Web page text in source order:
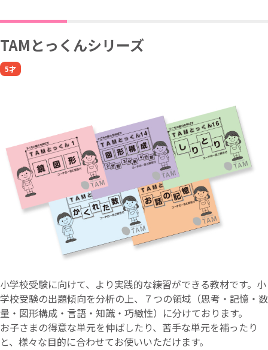
TAMとっくんシリーズ
5才
小学校受験に向けて、より実践的な練習ができる教材です。小
学校受験の出題傾向を分析の上、７つの領域（思考・記憶・数
量・図形構成・言語・知識・巧緻性）に分けております。
お子さまの得意な単元を伸ばしたり、苦手な単元を補ったり
と、様々な目的に合わせてお使いいただけます。